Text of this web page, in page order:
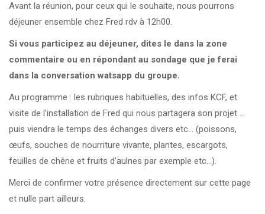
12 sep 2026
KCF ÎLE DE FRANCE : Réunion KCF Ile de France
de Septembre En savoir +
13 sep 2026
KCF NORMANDIE :Réunion de SectionEn
CZKA RÉPUBLIQUE TCHÈQUE : Congrès de la
CZKA 2026
25-27 sep 2026 KCF FRANCE :52ème congrès du KCF
16-18 oct 2026 APK PORTUGAL :Congrès de l'APK 2026
Avant la réunion, pour ceux qui le souhaite, nous pourrons
déjeuner ensemble chez Fred rdv à 12h00.
Si vous participez au déjeuner, dites le dans la zone
commentaire ou en répondant au sondage que je ferai
dans la conversation watsapp du groupe.
Au programme : les rubriques habituelles, des infos KCF, et
visite de l'installation de Fred qui nous partagera son projet ...
puis viendra le temps des échanges divers etc... (poissons,
œufs, souches de nourriture vivante, plantes, escargots,
feuilles de chêne et fruits d'aulnes par exemple etc...).
Merci de confirmer votre présence directement sur cette page
et nulle part ailleurs.